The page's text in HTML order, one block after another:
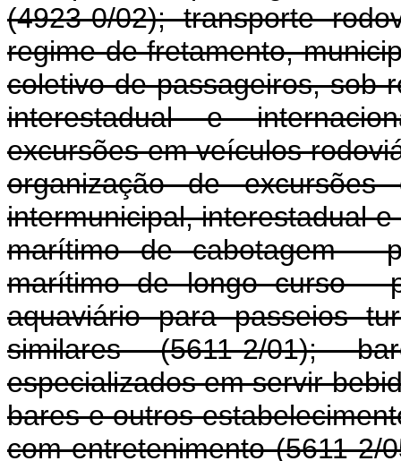
(4923-0/02); transporte
regime de fretamento,
coletivo de passageiros, sob
interestadual e
excursões em veículos
organização de
intermunicipal, interestadual
marítimo de cabotagem -
marítimo de longo curso -
aquaviário para passeios
similares (5611-2/01);
especializados em servir
bares e outros
com entretenimento (5611-2/